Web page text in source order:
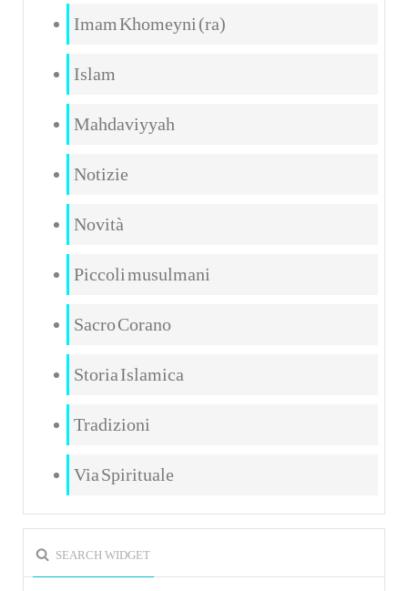
Imam Khomeyni (ra)
Islam
Mahdaviyyah
Notizie
Novità
Piccoli musulmani
Sacro Corano
Storia Islamica
Tradizioni
Via Spirituale
SEARCH WIDGET